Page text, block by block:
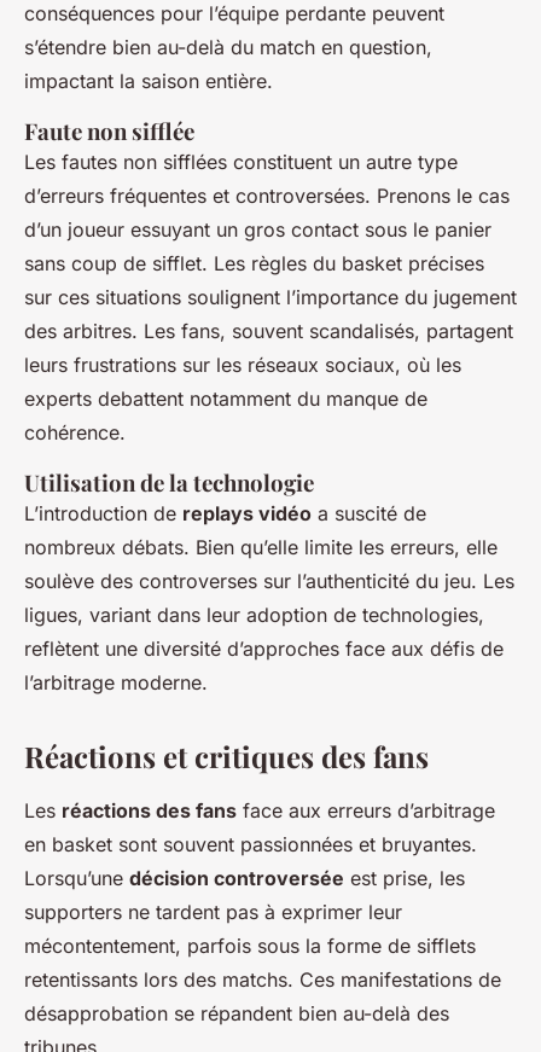
conséquences pour l’équipe perdante peuvent
s’étendre bien au-delà du match en question,
impactant la saison entière.
Faute non sifflée
Les fautes non sifflées constituent un autre type
d’erreurs fréquentes et controversées. Prenons le cas
d’un joueur essuyant un gros contact sous le panier
sans coup de sifflet. Les règles du basket précises
sur ces situations soulignent l’importance du jugement
des arbitres. Les fans, souvent scandalisés, partagent
leurs frustrations sur les réseaux sociaux, où les
experts debattent notamment du manque de
cohérence.
Utilisation de la technologie
L’introduction de replays vidéo a suscité de
nombreux débats. Bien qu’elle limite les erreurs, elle
soulève des controverses sur l’authenticité du jeu. Les
ligues, variant dans leur adoption de technologies,
reflètent une diversité d’approches face aux défis de
l’arbitrage moderne.
Réactions et critiques des fans
Les réactions des fans face aux erreurs d’arbitrage
en basket sont souvent passionnées et bruyantes.
Lorsqu’une décision controversée est prise, les
supporters ne tardent pas à exprimer leur
mécontentement, parfois sous la forme de sifflets
retentissants lors des matchs. Ces manifestations de
désapprobation se répandent bien au-delà des